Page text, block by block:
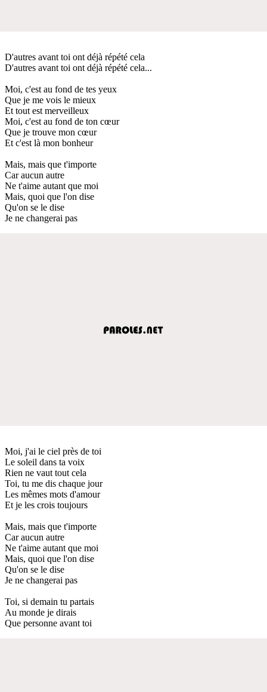
D'autres avant toi ont déjà répété cela
D'autres avant toi ont déjà répété cela...
Moi, c'est au fond de tes yeux
Que je me vois le mieux
Et tout est merveilleux
Moi, c'est au fond de ton cœur
Que je trouve mon cœur
Et c'est là mon bonheur
Mais, mais que t'importe
Car aucun autre
Ne t'aime autant que moi
Mais, quoi que l'on dise
Qu'on se le dise
Je ne changerai pas
Moi, j'ai le ciel près de toi
Le soleil dans ta voix
Rien ne vaut tout cela
Toi, tu me dis chaque jour
Les mêmes mots d'amour
Et je les crois toujours
Mais, mais que t'importe
Car aucun autre
Ne t'aime autant que moi
Mais, quoi que l'on dise
Qu'on se le dise
Je ne changerai pas
Toi, si demain tu partais
Au monde je dirais
Que personne avant toi